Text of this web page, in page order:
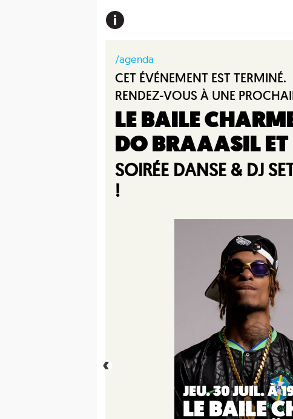
/agenda
CET ÉVÉNEMENT EST TERMINÉ.
RENDEZ-VOUS À UNE
LE BAILE
DO BRAAASIL
SOIRÉE DANSE & DJ
!